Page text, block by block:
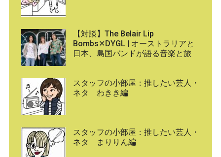
【対談】The Belair Lip
Bombs✕DYGL | オーストラリアと
日本、島国バンドが語る音楽と旅
スタッフの小部屋：推したい芸人・
ネタ わきき編
スタッフの小部屋：推したい芸人・
ネタ まりりん編